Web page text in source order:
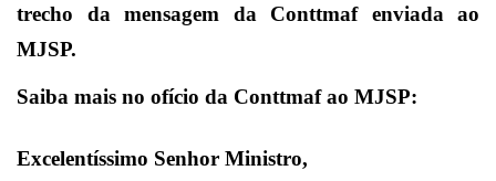
trecho da mensagem da Conttmaf enviada ao
MJSP.
Saiba mais no ofício da Conttmaf ao MJSP:
Excelentíssimo Senhor Ministro,